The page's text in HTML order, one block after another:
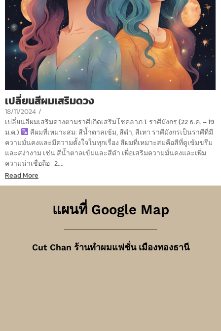
เปลี่ยนสีผมเสริมดวง
18/11/2024 /
เปลี่ยนสีผมเสริมดวงตามราศีเกิดเสริมโชคลาภ 1. ราศีมังกร (22 ธ.ค. – 19
ม.ค.)
สีผมที่เหมาะสม: สีน้ำตาลเข้ม, สีดำ, สีเทา ราศีมังกรเป็นราศีที่มี
ความมั่นคงและมีความตั้งใจในทุกเรื่อง สีผมที่เหมาะสมคือสีที่ดูเข้มขรึม
และสง่างาม เช่น สีน้ำตาลเข้มและสีดำ เพื่อเสริมความมั่นคงและเพิ่ม
ความน่าเชื่อถือ 2....
Read More
แผนที่ Google Map
Cut Chan ร้านทำผมแฟชั่น เมืองทองธานี